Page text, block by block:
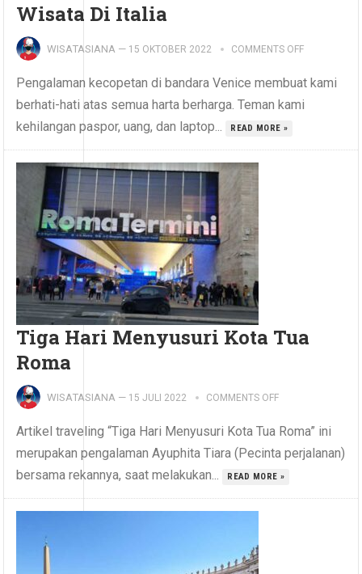
Wisata Di Italia
WISATASIANA — 15 OKTOBER 2022 COMMENTS OFF
Pengalaman kecopetan di bandara Venice membuat kami
berhati-hati atas semua harta berharga. Teman kami
kehilangan paspor, uang, dan laptop...
READ MORE »
Tiga Hari Menyusuri Kota Tua
Roma
WISATASIANA — 15 JULI 2022 COMMENTS OFF
Artikel traveling “Tiga Hari Menyusuri Kota Tua Roma” ini
merupakan pengalaman Ayuphita Tiara (Pecinta perjalanan)
bersama rekannya, saat melakukan...
READ MORE »